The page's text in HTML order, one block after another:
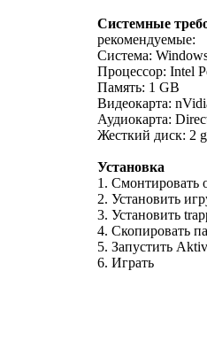
Системные
рекомендуемые:
Система:
Процессор: Intel
Память: 1 GB
Видеокарта:
Аудиокарта:
Жесткий диск: 2
Установка
1. Смонтировать
2. Установить
3. Установить
4. Скопировать
5. Запустить
6. Играть